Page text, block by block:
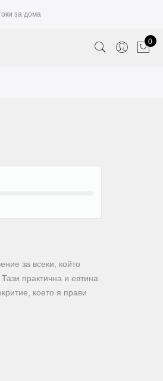
за дома
0
за всеки, който
практична и евтина
което я прави